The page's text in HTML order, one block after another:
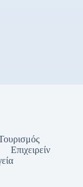
Επιχειρείν